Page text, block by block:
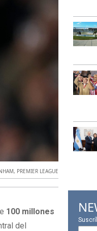
, PREMIER LEAGUE
100 millones
del